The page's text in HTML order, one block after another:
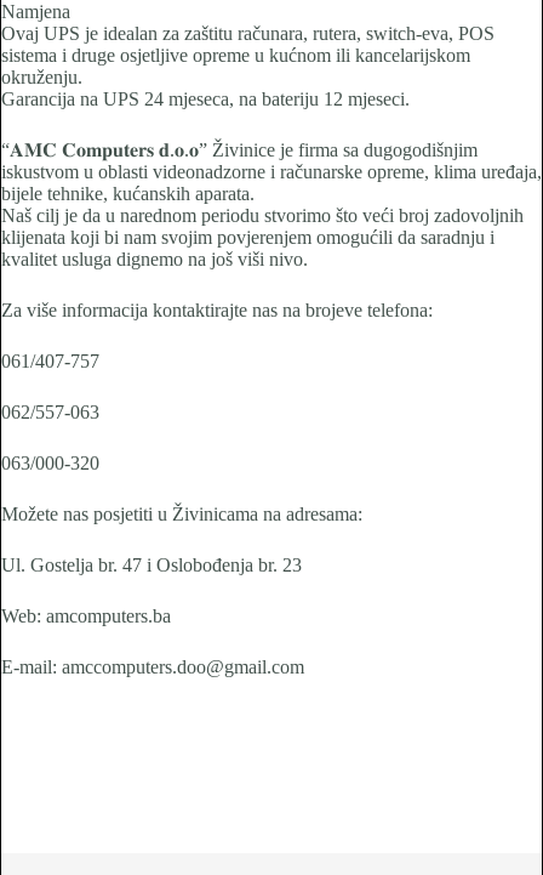
Namjena
Ovaj UPS je idealan za zaštitu računara, rutera, switch-eva, POS
sistema i druge osjetljive opreme u kućnom ili kancelarijskom
okruženju.
Garancija na UPS 24 mjeseca, na bateriju 12 mjeseci.
“𝐀𝐌𝐂 𝐂𝐨𝐦𝐩𝐮𝐭𝐞𝐫𝐬 𝐝.𝐨.𝐨” Živinice je firma sa dugogodišnjim
iskustvom u oblasti videonadzorne i računarske opreme, klima uređaja,
bijele tehnike, kućanskih aparata.
Naš cilj je da u narednom periodu stvorimo što veći broj zadovoljnih
klijenata koji bi nam svojim povjerenjem omogućili da saradnju i
kvalitet usluga dignemo na još viši nivo.
Za više informacija kontaktirajte nas na brojeve telefona:
061/407-757
062/557-063
063/000-320
Možete nas posjetiti u Živinicama na adresama:
Ul. Gostelja br. 47 i Oslobođenja br. 23
Web: amcomputers.ba
E-mail: amccomputers.doo@gmail.com